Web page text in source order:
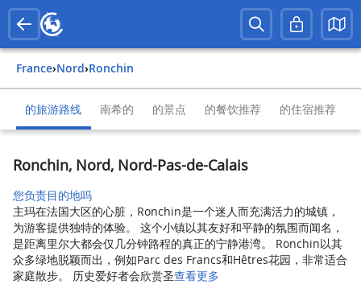
France› Nord› Ronchin
的旅游路线 南希的 的景点 的餐饮推荐 的住宿推荐
Ronchin, Nord, Nord-Pas-de-Calais
您负责目的地吗
主玛在法国大区的心脏，Ronchin是一个迷人而充满活力的城镇，
为游客提供独特的体验。 这个小镇以其友好和平静的氛围而闻名，
是距离里尔大都会仅几分钟路程的真正的宁静港湾。 Ronchin以其
众多绿地脱颖而出，例如Parc des Francs和Hêtres花园，非常适合
家庭散步。 历史爱好者会欣赏圣查看更多